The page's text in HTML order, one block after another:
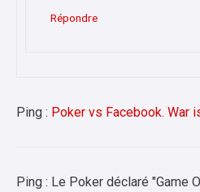
Répondre
Ping : Poker vs Facebook. War
Ping : Le Poker déclaré "Game